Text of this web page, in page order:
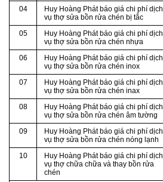
04
Huy Hoàng Phát báo giá chi phí dịch
vụ thợ sửa bồn rửa chén bị tắc
05
Huy Hoàng Phát báo giá chi phí dịch
vụ thợ sửa bồn rửa chén nhựa
06
Huy Hoàng Phát báo giá chi phí dịch
vụ thợ sửa bồn rửa chén inox
07
Huy Hoàng Phát báo giá chi phí dịch
vụ thợ sửa bồn rửa chén inax
08
Huy Hoàng Phát báo giá chi phí dịch
vụ thợ sửa bồn rửa chén âm tường
09
Huy Hoàng Phát báo giá chi phí dịch
vụ thợ sửa bồn rửa chén nóng lạnh
10
Huy Hoàng Phát báo giá chi phí dịch
vụ thợ chữa chữa và thay bồn rửa
chén